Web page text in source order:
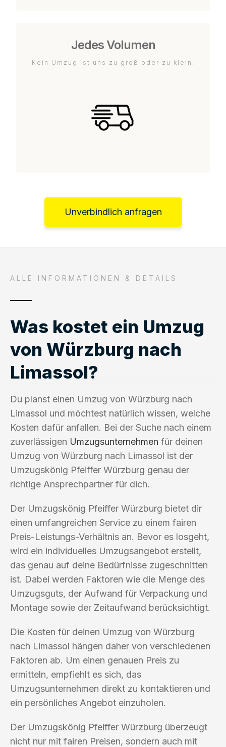
Jedes Volumen
Kein Umzug ist uns zu groß oder zu klein.
Unverbindlich anfragen
ALLE INFORMATIONEN & DETAILS
Was kostet ein Umzug
von Würzburg nach
Limassol?
Du planst einen Umzug von Würzburg nach
Limassol und möchtest natürlich wissen, welche
Kosten dafür anfallen. Bei der Suche nach einem
zuverlässigen Umzugsunternehmen für deinen
Umzug von Würzburg nach Limassol ist der
Umzugskönig Pfeiffer Würzburg genau der
richtige Ansprechpartner für dich.
Der Umzugskönig Pfeiffer Würzburg bietet dir
einen umfangreichen Service zu einem fairen
Preis-Leistungs-Verhältnis an. Bevor es losgeht,
wird ein individuelles Umzugsangebot erstellt,
das genau auf deine Bedürfnisse zugeschnitten
ist. Dabei werden Faktoren wie die Menge des
Umzugsguts, der Aufwand für Verpackung und
Montage sowie der Zeitaufwand berücksichtigt.
Die Kosten für deinen Umzug von Würzburg
nach Limassol hängen daher von verschiedenen
Faktoren ab. Um einen genauen Preis zu
ermitteln, empfiehlt es sich, das
Umzugsunternehmen direkt zu kontaktieren und
ein persönliches Angebot einzuholen.
Der Umzugskönig Pfeiffer Würzburg überzeugt
nicht nur mit fairen Preisen, sondern auch mit